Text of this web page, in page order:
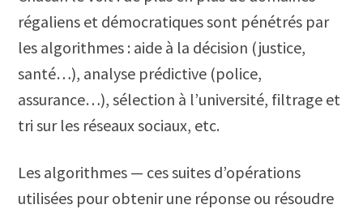
régaliens et démocratiques sont pénétrés par
les algorithmes : aide à la décision (justice,
santé…), analyse prédictive (police,
assurance…), sélection à l’université, filtrage et
tri sur les réseaux sociaux, etc.
Les algorithmes — ces suites d’opérations
utilisées pour obtenir une réponse ou résoudre